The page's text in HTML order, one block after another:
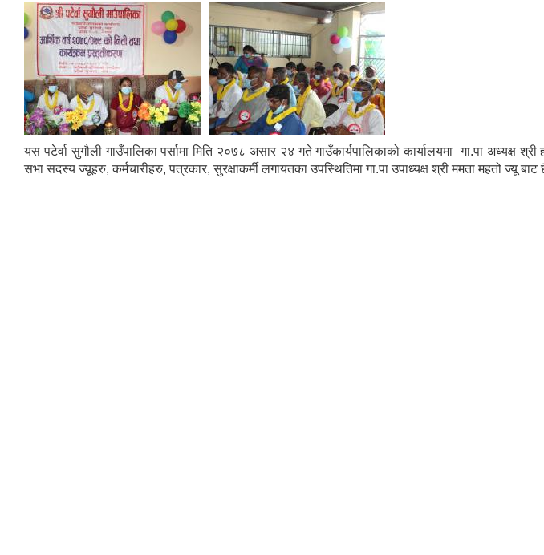
यस पटेर्वा सुगौली गाउँपालिका पर्सामा मिति २०७८ असार २४ गते गाउँकार्यपालिकाको कार्यालयमा गा.पा अध्यक्ष
सभा सदस्य ज्यूहरु, कर्मचारीहरु, पत्रकार, सुरक्षाकर्मी लगायतका उपस्थितिमा गा.पा उपाध्यक्ष श्री ममता महतो ज्यू